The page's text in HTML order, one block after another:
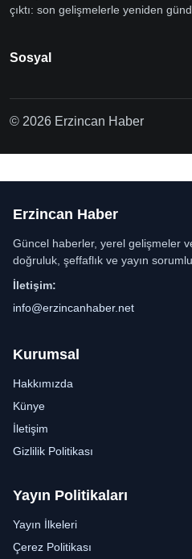
çıktı: son gelişmelerle yeniden
Sosyal
© 2026 Erzincan Haber
Erzincan Haber
Güncel haberler, yerel gelişmeler
doğruluk, şeffaflık ve yayın
İletişim:
info@erzincanhaber.net
Kurumsal
Hakkımızda
Künye
İletişim
Gizlilik Politikası
Yayın Politikaları
Yayın İlkeleri
Çerez Politikası